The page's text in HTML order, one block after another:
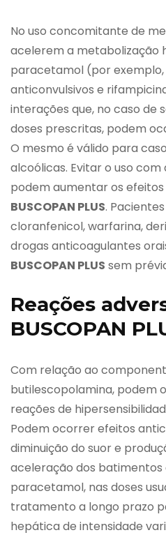
No uso concomitante de
acelerem a metabolização
paracetamol (por
anticonvulsivos e
interações que, no caso de
doses prescritas, podem
O mesmo é válido para
alcoólicas. Evitar o uso
podem aumentar os
BUSCOPAN PLUS.
cloranfenicol, warfarina,
drogas anticoagulantes
BUSCOPAN PLUS sem
Reações
BUSCOPAN
Com relação ao
butilescopolamina, podem
reações de
Podem ocorrer efeitos
diminuição do suor e
aceleração dos batimentos
paracetamol, nas doses
tratamento a longo prazo
hepática de intensidade